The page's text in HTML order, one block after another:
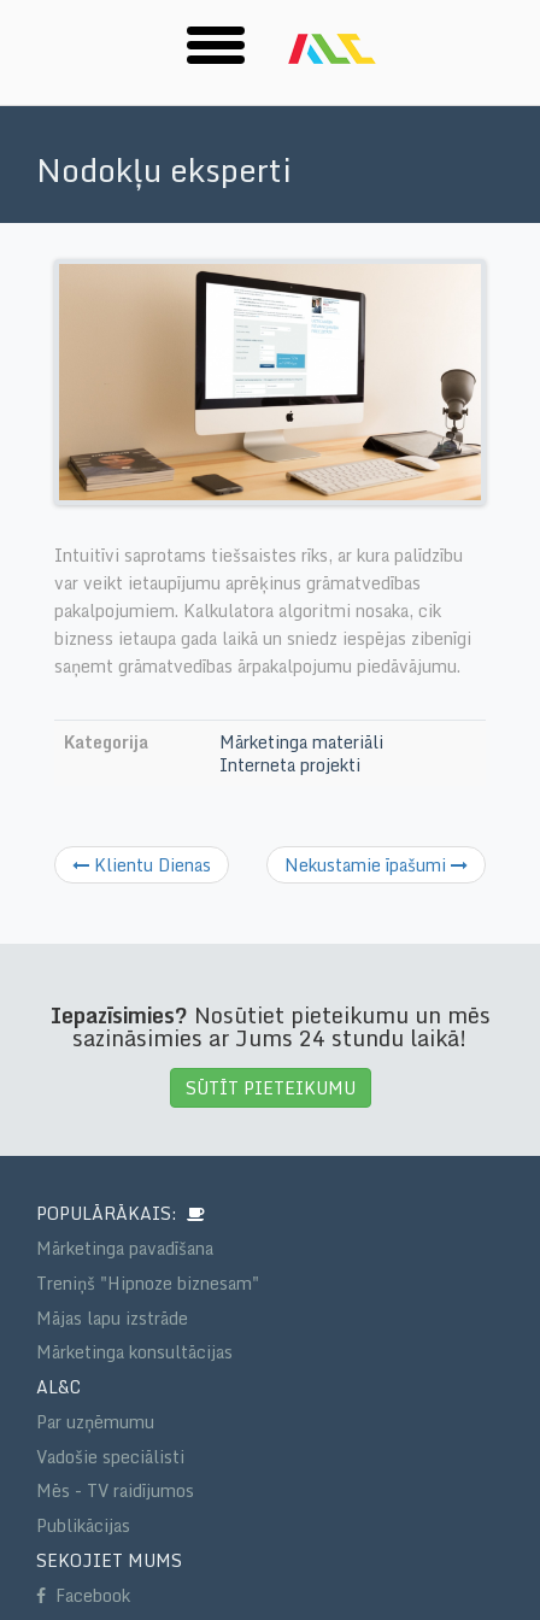
Nodokļu eksperti
Intuitīvi saprotams tiešsaistes rīks, ar kura palīdzību
var veikt ietaupījumu aprēķinus grāmatvedības
pakalpojumiem. Kalkulatora algoritmi nosaka, cik
bizness ietaupa gada laikā un sniedz iespējas zibenīgi
saņemt grāmatvedības ārpakalpojumu piedāvājumu.
Kategorija
Mārketinga materiāli
Interneta projekti
Klientu Dienas Nekustamie īpašumi
Iepazīsimies? Nosūtiet pieteikumu un mēs
sazināsimies ar Jums 24 stundu laikā!
SŪTĪT PIETEIKUMU
POPULĀRĀKAIS:
Mārketinga pavadīšana
Treniņš "Hipnoze biznesam"
Mājas lapu izstrāde
Mārketinga konsultācijas
AL&C
Par uzņēmumu
Vadošie speciālisti
Mēs - TV raidījumos
Publikācijas
SEKOJIET MUMS
Facebook